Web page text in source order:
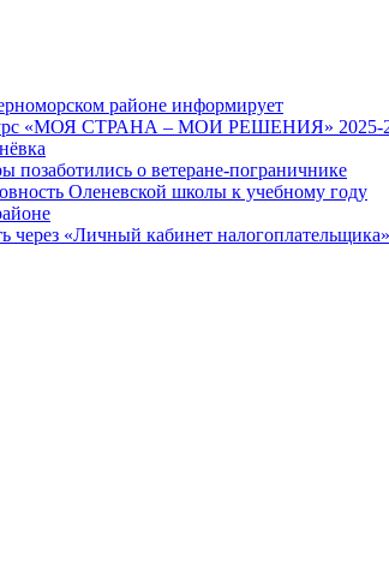
районе информирует
«МОЯ СТРАНА – МОИ РЕШЕНИЯ» 2025-
позаботились о ветеране-пограничнике
Оленевской школы к учебному году
через «Личный кабинет налогоплательщика»